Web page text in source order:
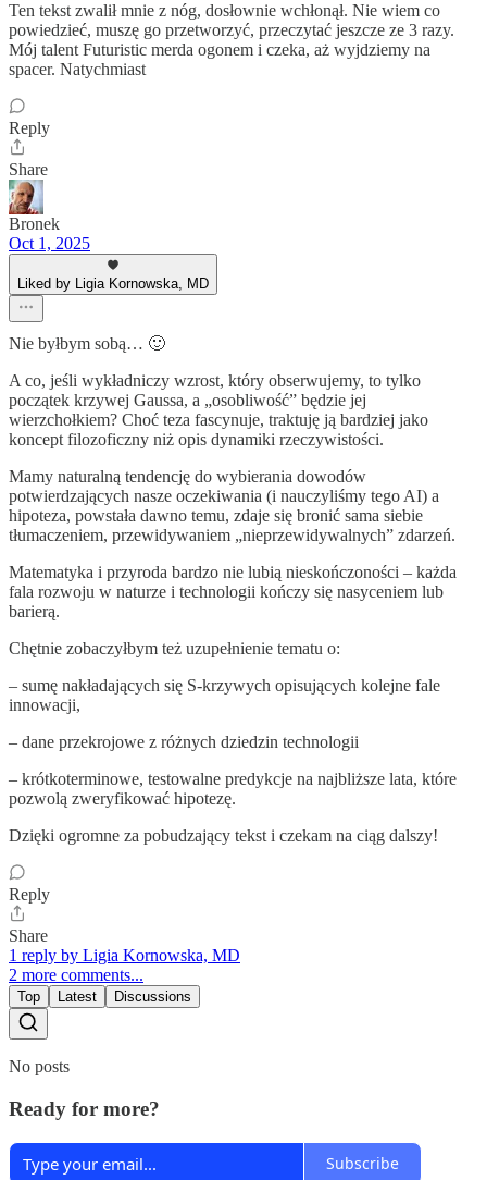
Ten tekst zwalił mnie z nóg, dosłownie wchłonął. Nie wiem co
powiedzieć, muszę go przetworzyć, przeczytać jeszcze ze 3 razy.
Mój talent Futuristic merda ogonem i czeka, aż wyjdziemy na
spacer. Natychmiast
Reply
Share
Bronek
Oct 1, 2025
Liked by Ligia Kornowska, MD
Nie byłbym sobą… 🙂
A co, jeśli wykładniczy wzrost, który obserwujemy, to tylko
początek krzywej Gaussa, a „osobliwość” będzie jej
wierzchołkiem? Choć teza fascynuje, traktuję ją bardziej jako
koncept filozoficzny niż opis dynamiki rzeczywistości.
Mamy naturalną tendencję do wybierania dowodów
potwierdzających nasze oczekiwania (i nauczyliśmy tego AI) a
hipoteza, powstała dawno temu, zdaje się bronić sama siebie
tłumaczeniem, przewidywaniem „nieprzewidywalnych” zdarzeń.
Matematyka i przyroda bardzo nie lubią nieskończoności – każda
fala rozwoju w naturze i technologii kończy się nasyceniem lub
barierą.
Chętnie zobaczyłbym też uzupełnienie tematu o:
– sumę nakładających się S-krzywych opisujących kolejne fale
innowacji,
– dane przekrojowe z różnych dziedzin technologii
– krótkoterminowe, testowalne predykcje na najbliższe lata, które
pozwolą zweryfikować hipotezę.
Dzięki ogromne za pobudzający tekst i czekam na ciąg dalszy!
Reply
Share
1 reply by Ligia Kornowska, MD
2 more comments...
Top Latest Discussions
No posts
Ready for more?
Subscribe